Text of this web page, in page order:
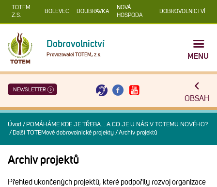
TOTEM
Z.S.
BOLEVEC DOUBRAVKA
NOVÁ
HOSPODA
DOBROVOLNICTVÍ
Provozovatel TOTEM, z.s.
Dobrovolnictví
MENU
NEWSLETTER
OBSAH
Úvod / POMÁHÁME KDE JE TŘEBA... A CO JE U NÁS V TOTEMU NOVÉHO?
/ Další TOTEMové dobrovolnické projekty /Archiv projektů
Archiv projektů
Přehled ukončených projektů, které podpořily rozvoj organizace